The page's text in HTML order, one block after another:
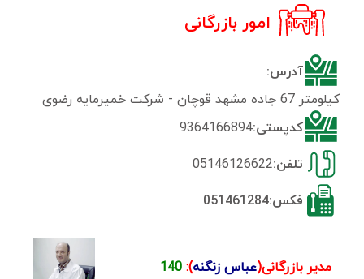
امور بازرگانی
آدرس:
کیلومتر 67 جاده مشهد قوچان - شرکت خمیرمایه رضوی
کدپستی:9364166894
تلفن:05146126622
فکس:051461284
مدیر بازرگانی(عباس زنگنه)
:
140